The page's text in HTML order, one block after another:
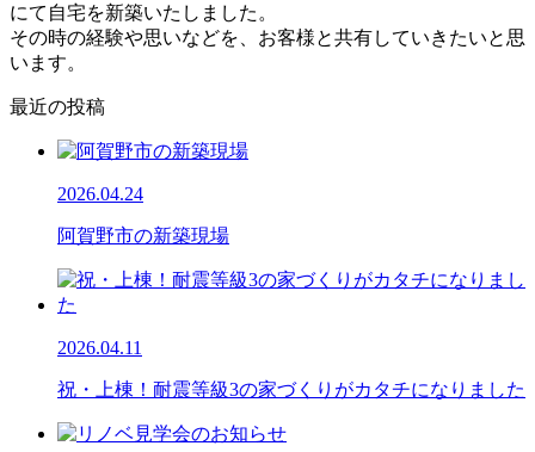
にて自宅を新築いたしました。
その時の経験や思いなどを、お客様と共有していきたいと思
います。
最近の投稿
2026.04.24
阿賀野市の新築現場
2026.04.11
祝・上棟！耐震等級3の家づくりがカタチになりました